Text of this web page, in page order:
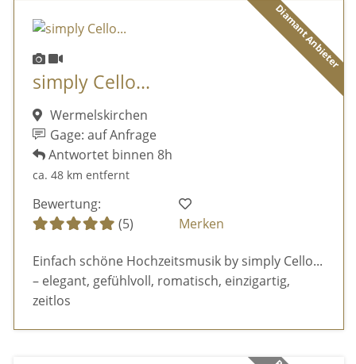
Diamant Anbieter
simply Cello...
Wermelskirchen
Gage: auf Anfrage
Antwortet binnen 8h
ca. 48 km entfernt
Bewertung:
(5)
Merken
Einfach schöne Hochzeitsmusik by simply Cello...
– elegant, gefühlvoll, romatisch, einzigartig,
zeitlos